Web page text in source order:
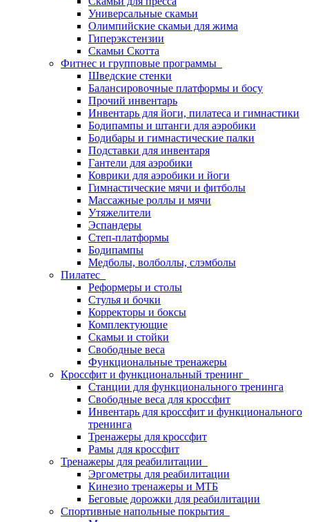
Универсальные скамьи
Олимпийские скамьи для жима
Гиперэкстензии
Скамьи Скотта
Фитнес и групповые программы
Шведские стенки
Балансировочные платформы и босу
Прочий инвентарь
Инвентарь для йоги, пилатеса и гимнастики
Бодипампы и штанги для аэробики
Бодибары и гимнастические палки
Подставки для инвентаря
Гантели для аэробики
Коврики для аэробики и йоги
Гимнастические мячи и фитболы
Массажные роллы и мячи
Утяжелители
Эспандеры
Степ-платформы
Бодипампы
Медболы, волболлы, слэмболы
Пилатес
Реформеры и столы
Стулья и бочки
Корректоры и боксы
Комплектующие
Скамьи и стойки
Свободные веса
Функциональные тренажеры
Кроссфит и функциональный тренинг
Станции для функционального тренинга
Свободные веса для кроссфит
Инвентарь для кроссфит и функционального
тренинга
Тренажеры для кроссфит
Рамы для кроссфит
Тренажеры для реабилитации
Эргометры для реабилитации
Кинезио тренажеры и МТБ
Беговые дорожки для реабилитации
Спортивные напольные покрытия